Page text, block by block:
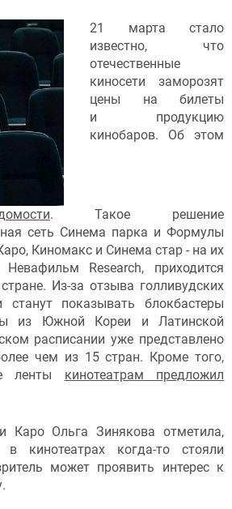
21 марта стало
известно, что
отечественные
киносети заморозят
цены на билеты
и продукцию
кинобаров. Об этом
. Такое решение
сеть Синема парка и Формулы
Киномакс и Синема стар - на их
Research, приходится
Из-за отзыва голливудских
показывать блокбастеры
из Южной Кореи и Латинской
расписании уже представлено
чем из 15 стран. Кроме того,
ленты кинотеатрам предложил
Каро Ольга Зинякова отметила,
кинотеатрах когда-то стояли
может проявить интерес к